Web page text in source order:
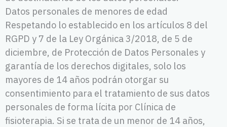
Datos personales de menores de edad
Respetando lo establecido en los artículos 8 del
RGPD y 7 de la Ley Orgánica 3/2018, de 5 de
diciembre, de Protección de Datos Personales y
garantía de los derechos digitales, solo los
mayores de 14 años podrán otorgar su
consentimiento para el tratamiento de sus datos
personales de forma lícita por Clínica de
fisioterapia. Si se trata de un menor de 14 años,